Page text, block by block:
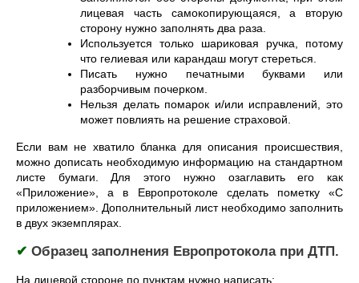
лицевая часть самокопирующаяся, а вторую
сторону нужно заполнять два раза.
Используется только шариковая ручка, потому
что гелиевая или карандаш могут стереться.
Писать нужно печатными буквами или
разборчивым почерком.
Нельзя делать помарок и/или исправлений, это
может повлиять на решение страховой.
Если вам не хватило бланка для описания происшествия,
можно дописать необходимую информацию на стандартном
листе бумаги. Для этого нужно озаглавить его как
«Приложение», а в Европротоколе сделать пометку «С
приложением». Дополнительный лист необходимо заполнить
в двух экземплярах.
✔ Образец заполнения Европротокола при ДТП.
На лицевой стороне по пунктам нужно написать: